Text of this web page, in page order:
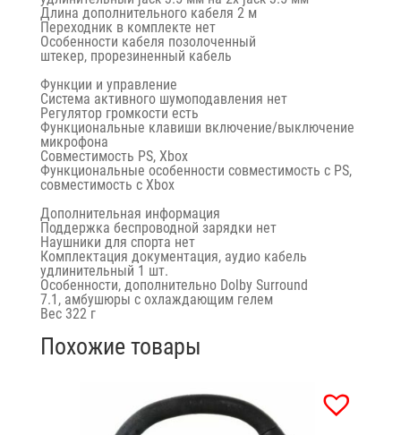
Длина дополнительного кабеля 2 м
Переходник в комплекте нет
Особенности кабеля позолоченный
штекер, прорезиненный кабель
Функции и управление
Система активного шумоподавления нет
Регулятор громкости есть
Функциональные клавиши включение/выключение
микрофона
Совместимость PS, Xbox
Функциональные особенности совместимость с PS,
совместимость с Xbox
Дополнительная информация
Поддержка беспроводной зарядки нет
Наушники для спорта нет
Комплектация документация, аудио кабель
удлинительный 1 шт.
Особенности, дополнительно Dolby Surround
7.1, амбушюры с охлаждающим гелем
Вес 322 г
Похожие товары